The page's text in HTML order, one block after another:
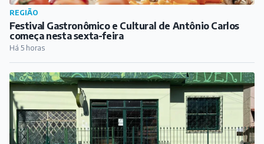
REGIÃO
Festival Gastronômico e Cultural de Antônio Carlos
começa nesta sexta-feira
Há 5 horas